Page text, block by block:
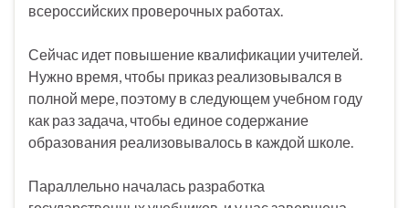
всероссийских проверочных работах.
Сейчас идет повышение квалификации учителей.
Нужно время, чтобы приказ реализовывался в
полной мере, поэтому в следующем учебном году
как раз задача, чтобы единое содержание
образования реализовывалось в каждой школе.
Параллельно началась разработка